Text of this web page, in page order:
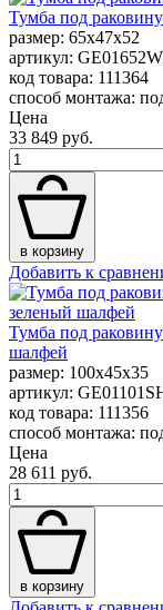
Тумба под
размер: 65x47x52
артикул:
код товара: 111364
способ монтажа:
Цена
33 849 руб.
в корзину
Добавить к
Тумба под
шалфей
размер: 100x45x35
артикул:
код товара: 111356
способ монтажа:
Цена
28 611 руб.
в корзину